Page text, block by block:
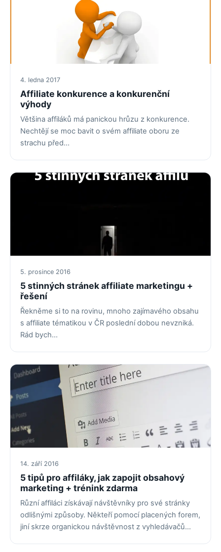
4. ledna 2017
Affiliate konkurence a konkurenční
výhody
Většina affiláků má panickou hrůzu z konkurence.
Nechtějí se moc bavit o svém affiliate oboru ze
strachu před…
5. prosince 2016
5 stinných stránek affiliate marketingu +
řešení
Řekněme si to na rovinu, mnoho zajímavého obsahu
s affiliate tématikou v ČR poslední dobou nevzniká.
Rád bych…
14. září 2016
5 tipů pro affiláky, jak zapojit obsahový
marketing + trénink zdarma
Různí affiláci získávají návštěvníky pro své stránky
odlišnými způsoby. Někteří pomocí placených forem,
jiní skrze organickou návštěvnost z vyhledávačů…